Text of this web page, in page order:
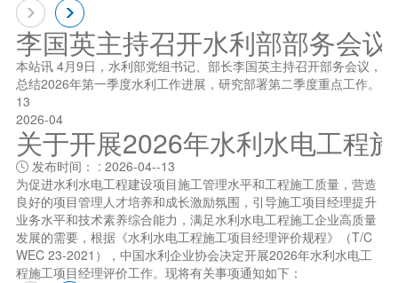
李国英主持召开水利部部务会议
本站讯 4月9日，水利部党组书记、部长李国英主持召开部务会议，
总结2026年第一季度水利工作进展，研究部署第二季度重点工作。
13
2026-04
关于开展2026年水利水电工程
发布时间： : 2026-04--13
为促进水利水电工程建设项目施工管理水平和工程施工质量，营造
良好的项目管理人才培养和成长激励氛围，引导施工项目经理提升
业务水平和技术素养综合能力，满足水利水电工程施工企业高质量
发展的需要，根据《水利水电工程施工项目经理评价规程》（T/C
WEC 23-2021），中国水利企业协会决定开展2026年水利水电工
程施工项目经理评价工作。现将有关事项通知如下：